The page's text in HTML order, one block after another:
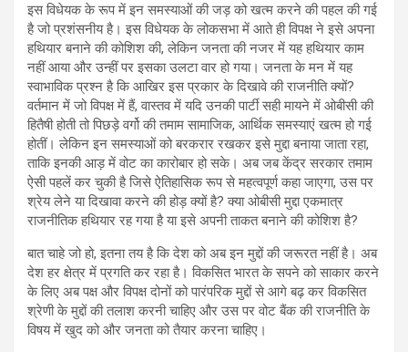
इस विधेयक के रूप में इन समस्याओं की जड़ को खत्म करने की पहल की गई
है जो प्रशंसनीय है। इस विधेयक के लोकसभा में आते ही विपक्ष ने इसे अपना
हथियार बनाने की कोशिश की, लेकिन जनता की नजर में यह हथियार काम
नहीं आया और उन्हीं पर इसका उलटा वार हो गया। जनता के मन में यह
स्वाभाविक प्रश्न है कि आखिर इस प्रकार के दिखावे की राजनीति क्यों?
वर्तमान में जो विपक्ष में हैं, वास्तव में यदि उनकी पार्टी सही मायने में ओबीसी की
हितैषी होती तो पिछड़े वर्गो की तमाम सामाजिक, आर्थिक समस्याएं खत्म हो गई
होतीं। लेकिन इन समस्याओं को बरकरार रखकर इसे मुद्दा बनाया जाता रहा,
ताकि इनकी आड़ में वोट का कारोबार हो सके। अब जब केंद्र सरकार तमाम
ऐसी पहलें कर चुकी है जिसे ऐतिहासिक रूप से महत्वपूर्ण कहा जाएगा, उस पर
श्रेय लेने या दिखावा करने की होड़ क्यों है? क्या ओबीसी मुद्दा एकमात्र
राजनीतिक हथियार रह गया है या इसे अपनी ताकत बनाने की कोशिश है?
बात चाहे जो हो, इतना तय है कि देश को अब इन मुद्दों की जरूरत नहीं है। अब
देश हर क्षेत्र में प्रगति कर रहा है। विकसित भारत के सपने को साकार करने
के लिए अब पक्ष और विपक्ष दोनों को पारंपरिक मुद्दों से आगे बढ़ कर विकसित
श्रेणी के मुद्दों की तलाश करनी चाहिए और उस पर वोट बैंक की राजनीति के
विषय में खुद को और जनता को तैयार करना चाहिए।